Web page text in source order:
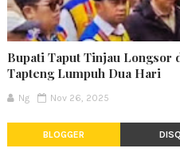
Bupati Taput Tinjau Longsor
Tapteng Lumpuh Dua Hari
Ng Nov 26, 2025
BLOGGER